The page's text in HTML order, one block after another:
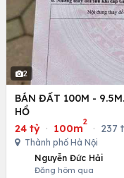
2
BÁN ĐẤT 100M -
HỒ
24 tỷ · 100m
2
· 237
Thành phố Hà Nội
Nguyễn Đức Hải
Đăng hôm qua